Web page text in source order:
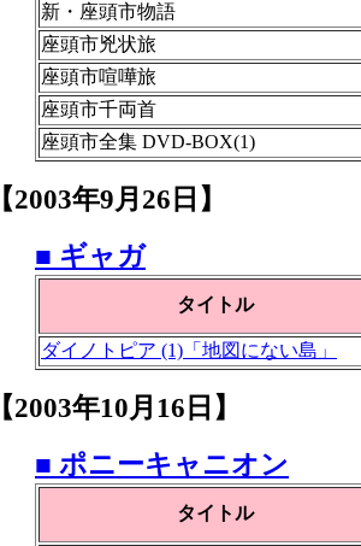
新・座頭市物語
座頭市兇状旅
座頭市喧嘩旅
座頭市千両首
座頭市全集 DVD-BOX(1)
【2003年9月26日】
■ ギャガ
タイトル
ダイノトピア (1)「地図にない島」
【2003年10月16日】
■ ポニーキャニオン
タイトル